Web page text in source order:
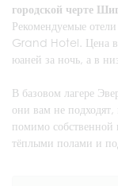
городской черте
Рекомендуемые
Grand Hotel . Цена
юаней за ночь, а в
В базовом лагере
они вам не
помимо собственной
тёплыми полами и